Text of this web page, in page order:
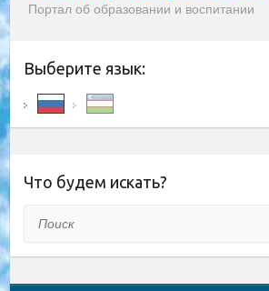
Портал об образовании и воспитании
Выберите язык:
Что будем искать?